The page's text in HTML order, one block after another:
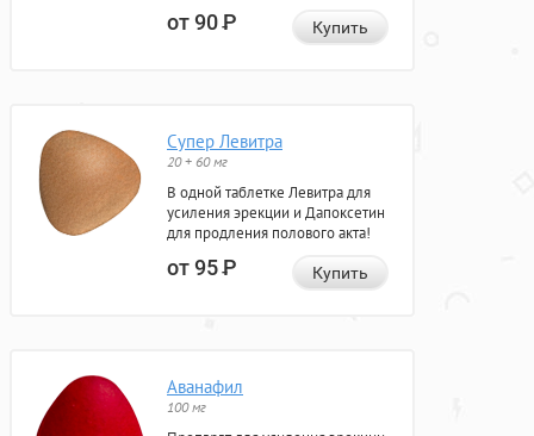
от 90Р Купить
Супер Левитра
20 + 60 мг
В одной таблетке Левитра для
усиления эрекции и Дапоксетин
для продления полового акта!
от 95Р Купить
Аванафил
100 мг